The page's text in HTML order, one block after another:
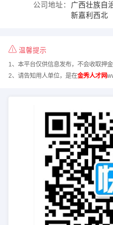
公司地址：
广西壮族自
新嘉利西北
温馨提示
1、本平台仅供信息发布，不会收取押
2、请告知用人单位，是在金秀人才网